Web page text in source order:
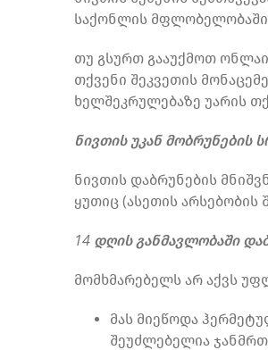
საქონლის მფლობელობაში
თუ გსურთ გააუქმოთ
თქვენი შეკვეთის
ხელშეკრულებაზე უარის
ნივთის უკან მობრუნების
ნივთის დაბრუნების
ყუთიც (ასეთის არსებობის
14 დღის განმავლობაში
მომხმარებელს არ აქვს
მას მიეწოდა
შეუძლებელია